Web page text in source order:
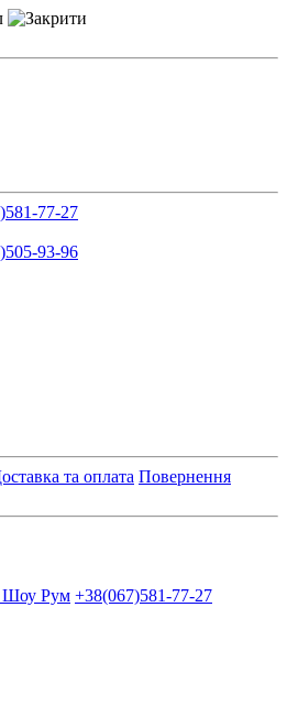
77-27
93-96
та оплата Повернення
Рум +38(067)581-77-27